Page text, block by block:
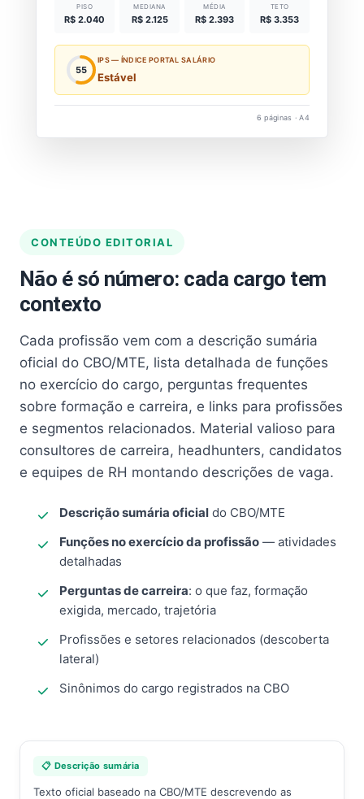
PISO
R$ 2.040
MEDIANA
R$ 2.125
MÉDIA
R$ 2.393
TETO
R$ 3.353
55
IPS — ÍNDICE PORTAL SALÁRIO
Estável
6 páginas · A4
CONTEÚDO EDITORIAL
Não é só número: cada cargo tem
contexto
Cada profissão vem com a descrição sumária
oficial do CBO/MTE, lista detalhada de funções
no exercício do cargo, perguntas frequentes
sobre formação e carreira, e links para profissões
e segmentos relacionados. Material valioso para
consultores de carreira, headhunters, candidatos
e equipes de RH montando descrições de vaga.
Descrição sumária oficial do CBO/MTE
Funções no exercício da profissão — atividades
detalhadas
Perguntas de carreira: o que faz, formação
exigida, mercado, trajetória
Profissões e setores relacionados (descoberta
lateral)
Sinônimos do cargo registrados na CBO
📋 Descrição sumária
Texto oficial baseado na CBO/MTE descrevendo as